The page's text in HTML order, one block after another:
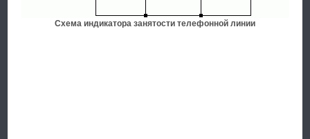
Схема индикатора занятости телефонной линии